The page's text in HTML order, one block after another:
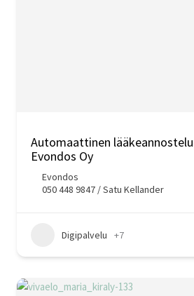
Automaattinen
Evondos Oy
Evondos
050 448 9847 / Satu Kellander
Digipalvelu +7